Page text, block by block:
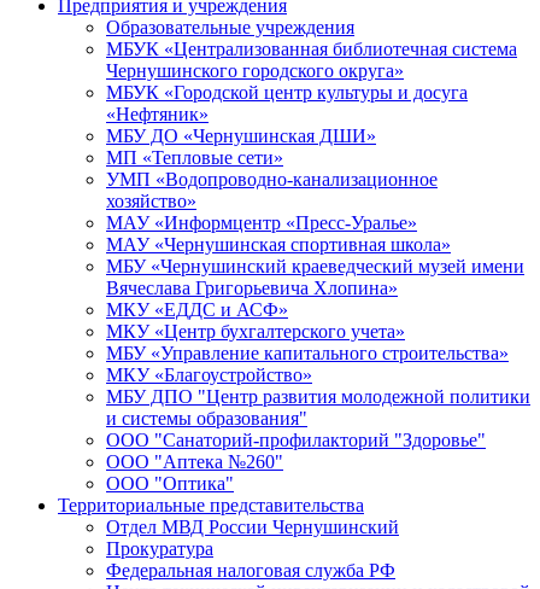
Предприятия и учреждения
Образовательные учреждения
МБУК «Централизованная библиотечная система
Чернушинского городского округа»
МБУК «Городской центр культуры и досуга
«Нефтяник»
МБУ ДО «Чернушинская ДШИ»
МП «Тепловые сети»
УМП «Водопроводно-канализационное
хозяйство»
МАУ «Информцентр «Пресс-Уралье»
МАУ «Чернушинская спортивная школа»
МБУ «Чернушинский краеведческий музей имени
Вячеслава Григорьевича Хлопина»
МКУ «ЕДДС и АСФ»
МКУ «Центр бухгалтерского учета»
МБУ «Управление капитального строительства»
МКУ «Благоустройство»
МБУ ДПО "Центр развития молодежной политики
и системы образования"
ООО "Санаторий-профилакторий "Здоровье"
ООО "Аптека №260"
ООО "Оптика"
Территориальные представительства
Отдел МВД России Чернушинский
Прокуратура
Федеральная налоговая служба РФ